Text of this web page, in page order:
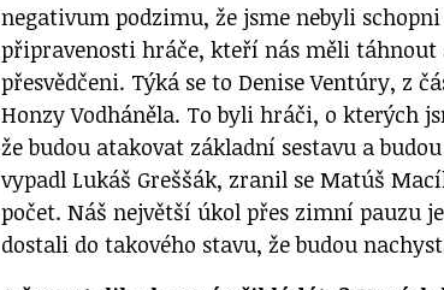
negativum podzimu, že jsme nebyli
připravenosti hráče, kteří nás měli táhnout
přesvědčeni. Týká se to Denise Ventúry, z
Honzy Vodháněla. To byli hráči, o kterých
že budou atakovat základní sestavu a
vypadl Lukáš Greššák, zranil se Matúš
počet. Náš největší úkol přes zimní pauzu
dostali do takového stavu, že budou